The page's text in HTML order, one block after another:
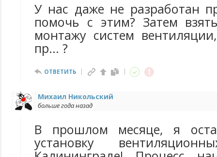
У нас даже не разработан
помочь с этим? Затем
монтажу систем
пр... ?
ОТВЕТИТЬ
Михаил Никольский
больше года назад
В прошлом месяце, я
установку